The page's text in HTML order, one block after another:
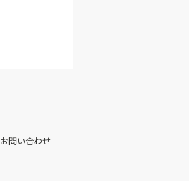
お問い合わせ